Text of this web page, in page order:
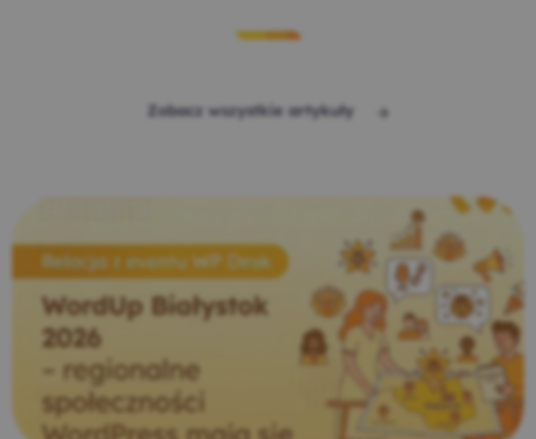
Zobacz wszystkie artykuły